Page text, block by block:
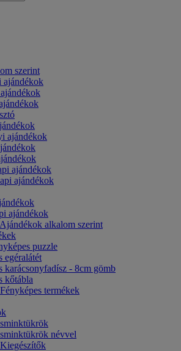
szerint
ajándékok
ajándékok
ajándékok
ajándékok
ajándékok
alkalom szerint
puzzle
egéralátét
karácsonyfadísz - 8cm gömb
kőtábla
termékek
névvel